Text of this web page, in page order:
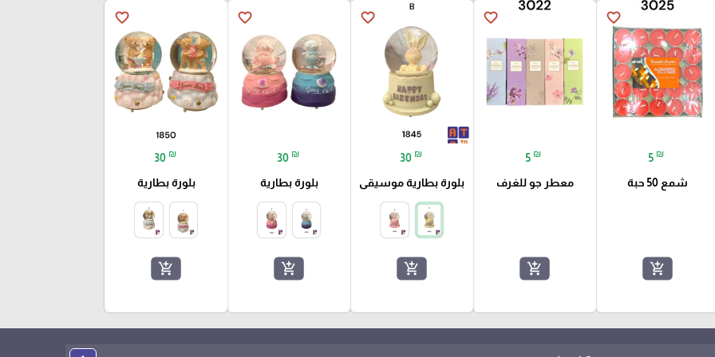
favorite_border
5 ₪
شمع 50 حبة
add_shopping_cart
favorite_border
5 ₪
معطر جو للغرف
add_shopping_cart
favorite_border
30 ₪
بلورة بطارية موسيقى
add_shopping_cart
favorite_border
30 ₪
بلورة بطارية
add_shopping_cart
favorite_border
30 ₪
بلورة بطارية
add_shopping_cart